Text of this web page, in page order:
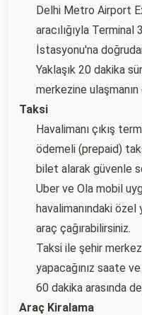
Delhi Metro Airport
aracılığıyla
İstasyonu'na
Yaklaşık 20 dakika
merkezine
Taksi
Havalimanı çıkış
ödemeli (prepaid)
bilet alarak güvenle
Uber ve Ola mobil
havalimanındaki
araç çağırabilirsiniz.
Taksi ile şehir
yapacağınız saate
60 dakika arasında
Araç Kiralama